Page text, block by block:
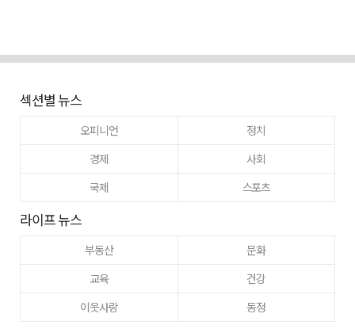
섹션별 뉴스
오피니언
정치
경제
사회
국제
스포츠
라이프 뉴스
부동산
문화
교육
건강
이웃사랑
동정